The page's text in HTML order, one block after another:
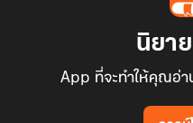
นิยา
App ที่จะทำให้คุณอ่า